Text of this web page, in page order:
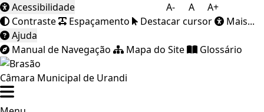
A- A A+
Acessibilidade
Contraste
Espaçamento Destacar cursor
Mais...
Ajuda
Manual de Navegação
Mapa do Site Glossário
Câmara Municipal de Urandi